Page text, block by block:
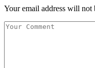
Your email address will not